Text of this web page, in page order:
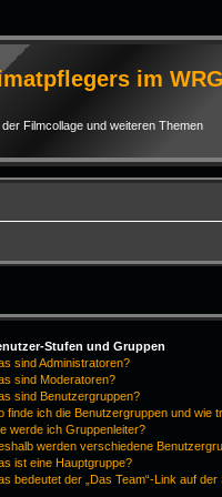
im WRG
Filmcollage und weiteren Themen
Stufen und Gruppen
sind Administratoren?
sind Moderatoren?
sind Benutzergruppen?
finde ich die Benutzergruppen und wie
werde ich Gruppenleiter?
werden verschiedene
ist eine Hauptgruppe?
bedeutet der „Das Team“-Link auf der